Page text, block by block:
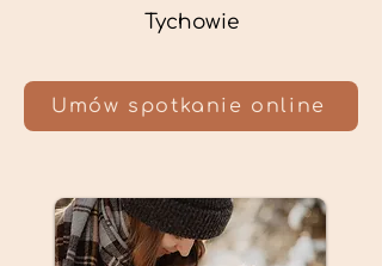
Tychowie
Umów spotkanie online